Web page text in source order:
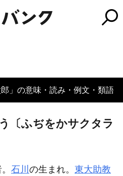
郎」の意味・読み・例文・類語
〔ふぢをかサクタラ
石川 の生まれ。 東大助教